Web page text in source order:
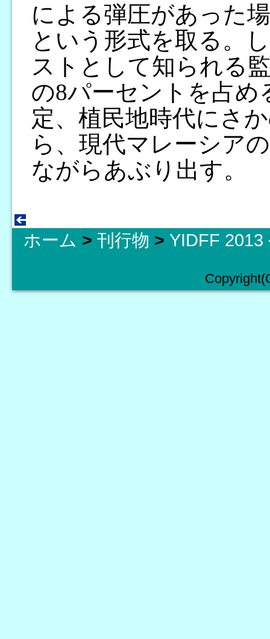
による弾圧があった
という形式を取る。
ストとして知られる
の8パーセントを占
定、植民地時代にさ
ら、現代マレーシア
ながらあぶり出す。
ホーム > 刊行物 > YIDFF